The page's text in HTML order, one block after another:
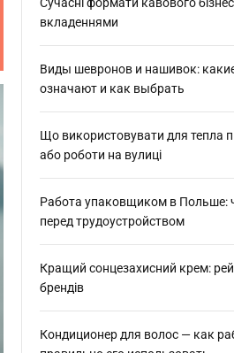
вкладеннями
Виды шевронов и нашивок:
означают и как выбрать
Що використовувати для тепла
або роботи на вулиці
Работа упаковщиком в Польше:
перед трудоустройством
Кращий сонцезахисний крем:
брендів
Кондиционер для волос — как